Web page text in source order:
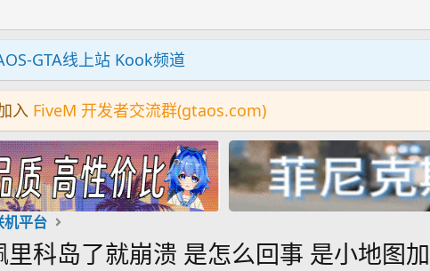
GTA线上站 Kook频道
入 FiveM 开发者交流群(gtaos.com)
机平台
科岛了就崩溃 是怎么回事 是小地图